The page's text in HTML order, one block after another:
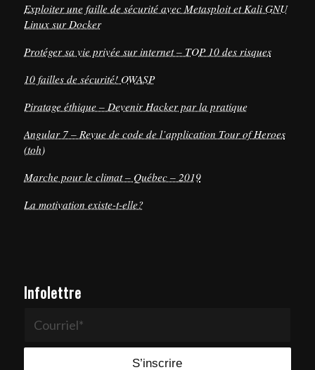
Exploiter une faille de sécurité avec Metasploit et Kali GNU
Linux sur Docker
Protéger sa vie privée sur internet – TOP 10 des risques
10 failles de sécurité! OWASP
Piratage éthique – Devenir Hacker par la pratique
Angular 7 – Revue de code de l’application Tour of Heroes
(toh)
Marche pour le climat – Québec – 2019
La motivation existe-t-elle?
Infolettre